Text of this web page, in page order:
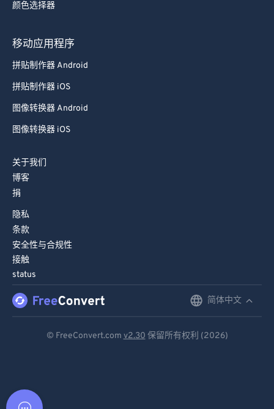
颜色选择器
移动应用程序
拼贴制作器 Android
拼贴制作器 iOS
图像转换器 Android
图像转换器 iOS
关于我们
博客
捐
隐私
条款
安全性与合规性
接触
status
简体中文
© FreeConvert.com v2.30 保留所有权利 (2026)